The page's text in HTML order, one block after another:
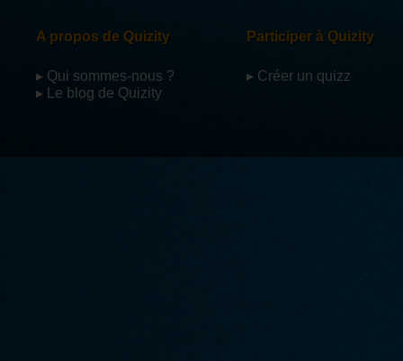
A propos de Quizity
▸ Qui sommes-nous ?
▸ Le blog de Quizity
Participer à Quizity
▸ Créer un quizz